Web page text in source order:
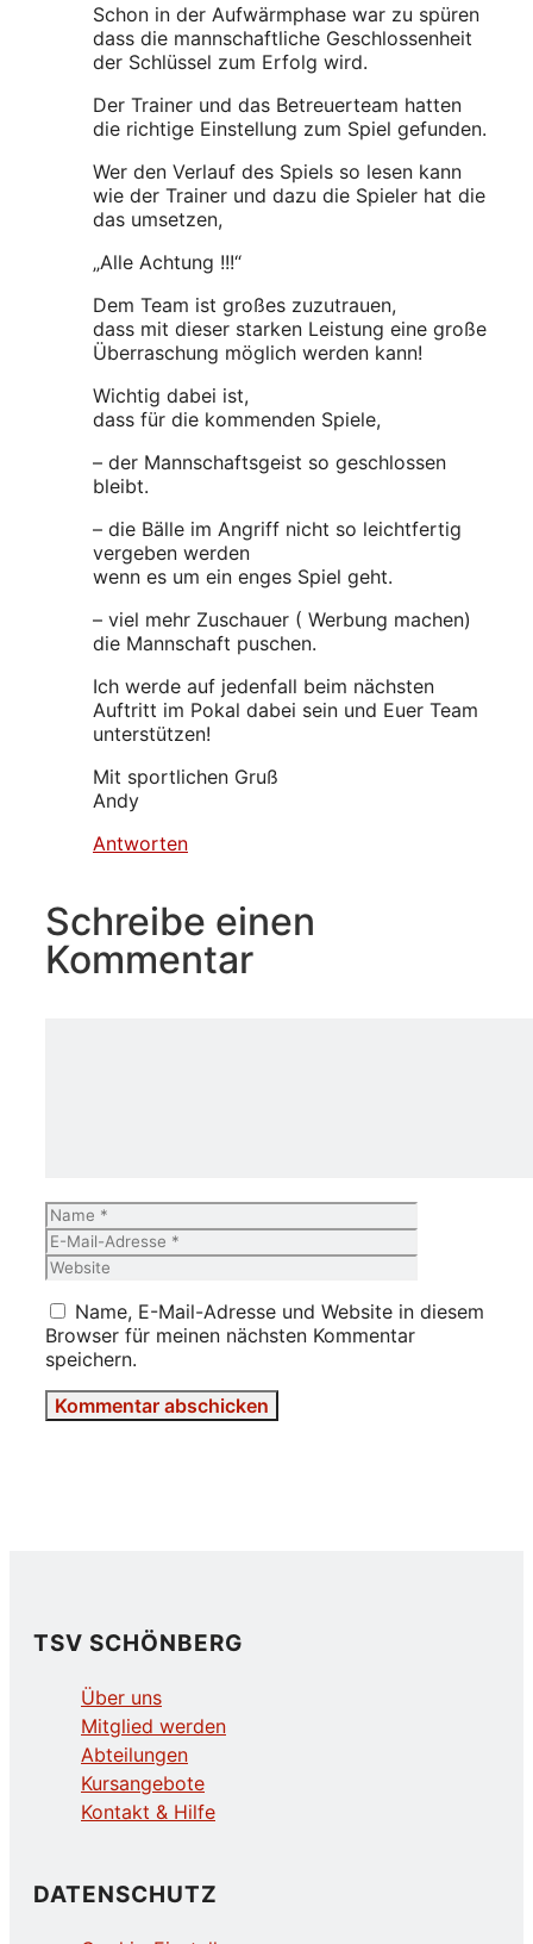
Schon in der Aufwärmphase war zu spüren
dass die mannschaftliche Geschlossenheit
der Schlüssel zum Erfolg wird.
Der Trainer und das Betreuerteam hatten
die richtige Einstellung zum Spiel gefunden.
Wer den Verlauf des Spiels so lesen kann
wie der Trainer und dazu die Spieler hat die
das umsetzen,
„Alle Achtung !!!“
Dem Team ist großes zuzutrauen,
dass mit dieser starken Leistung eine große
Überraschung möglich werden kann!
Wichtig dabei ist,
dass für die kommenden Spiele,
– der Mannschaftsgeist so geschlossen
bleibt.
– die Bälle im Angriff nicht so leichtfertig
vergeben werden
wenn es um ein enges Spiel geht.
– viel mehr Zuschauer ( Werbung machen)
die Mannschaft puschen.
Ich werde auf jedenfall beim nächsten
Auftritt im Pokal dabei sein und Euer Team
unterstützen!
Mit sportlichen Gruß
Andy
Antworten
Schreibe einen
Kommentar
Name
Mail-
Adresse
Name, E-Mail-Adresse und Website in diesem
Browser für meinen nächsten Kommentar
speichern.
TSV SCHÖNBERG
Über uns
Mitglied werden
Abteilungen
Kursangebote
Kontakt & Hilfe
DATENSCHUTZ